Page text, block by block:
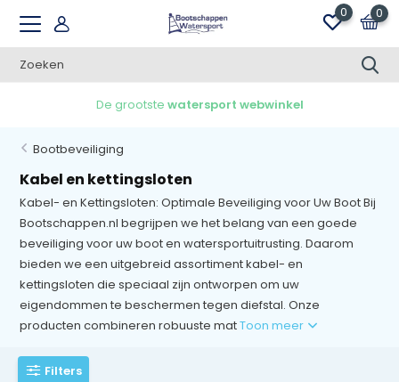
0 0
Gratis verzending v.a. €100,00 in NL
Bootbeveiliging
Kabel en kettingsloten
Kabel- en Kettingsloten: Optimale Beveiliging voor Uw Boot Bij
Bootschappen.nl begrijpen we het belang van een goede
beveiliging voor uw boot en watersportuitrusting. Daarom
bieden we een uitgebreid assortiment kabel- en
kettingsloten die speciaal zijn ontworpen om uw
eigendommen te beschermen tegen diefstal. Onze
producten combineren robuuste matToon meer
Filters